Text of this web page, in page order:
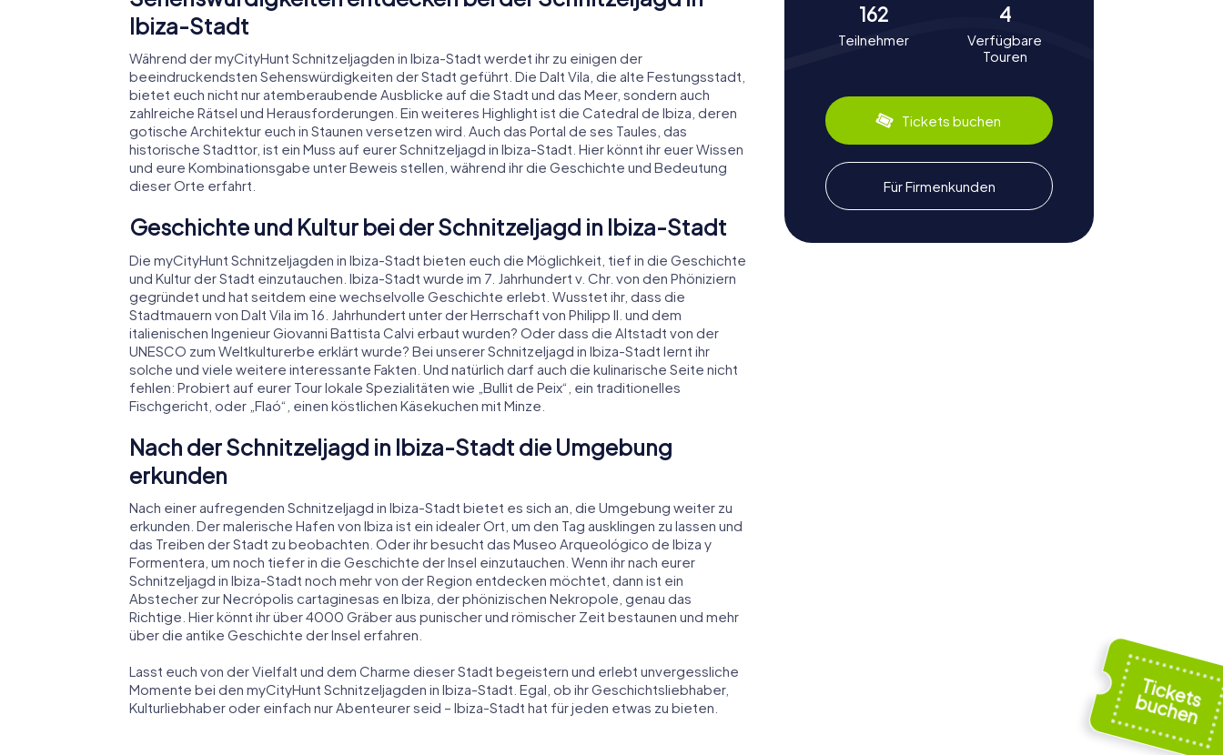
Ibiza-Stadt
Während der myCityHunt Schnitzeljagden in Ibiza-Stadt werdet ihr zu einigen der
beeindruckendsten Sehenswürdigkeiten der Stadt geführt. Die Dalt Vila, die alte Festungsstadt,
bietet euch nicht nur atemberaubende Ausblicke auf die Stadt und das Meer, sondern auch
zahlreiche Rätsel und Herausforderungen. Ein weiteres Highlight ist die Catedral de Ibiza, deren
gotische Architektur euch in Staunen versetzen wird. Auch das Portal de ses Taules, das
historische Stadttor, ist ein Muss auf eurer Schnitzeljagd in Ibiza-Stadt. Hier könnt ihr euer Wissen
und eure Kombinationsgabe unter Beweis stellen, während ihr die Geschichte und Bedeutung
dieser Orte erfahrt.
Geschichte und Kultur bei der Schnitzeljagd in Ibiza-Stadt
Die myCityHunt Schnitzeljagden in Ibiza-Stadt bieten euch die Möglichkeit, tief in die Geschichte
und Kultur der Stadt einzutauchen. Ibiza-Stadt wurde im 7. Jahrhundert v. Chr. von den Phöniziern
gegründet und hat seitdem eine wechselvolle Geschichte erlebt. Wusstet ihr, dass die
Stadtmauern von Dalt Vila im 16. Jahrhundert unter der Herrschaft von Philipp II. und dem
italienischen Ingenieur Giovanni Battista Calvi erbaut wurden? Oder dass die Altstadt von der
UNESCO zum Weltkulturerbe erklärt wurde? Bei unserer Schnitzeljagd in Ibiza-Stadt lernt ihr
solche und viele weitere interessante Fakten. Und natürlich darf auch die kulinarische Seite nicht
fehlen: Probiert auf eurer Tour lokale Spezialitäten wie „Bullit de Peix“, ein traditionelles
Fischgericht, oder „Flaó“, einen köstlichen Käsekuchen mit Minze.
Nach der Schnitzeljagd in Ibiza-Stadt die Umgebung
erkunden
Nach einer aufregenden Schnitzeljagd in Ibiza-Stadt bietet es sich an, die Umgebung weiter zu
erkunden. Der malerische Hafen von Ibiza ist ein idealer Ort, um den Tag ausklingen zu lassen und
das Treiben der Stadt zu beobachten. Oder ihr besucht das Museo Arqueológico de Ibiza y
Formentera, um noch tiefer in die Geschichte der Insel einzutauchen. Wenn ihr nach eurer
Schnitzeljagd in Ibiza-Stadt noch mehr von der Region entdecken möchtet, dann ist ein
Abstecher zur Necrópolis cartaginesas en Ibiza, der phönizischen Nekropole, genau das
Richtige. Hier könnt ihr über 4000 Gräber aus punischer und römischer Zeit bestaunen und mehr
über die antike Geschichte der Insel erfahren.
Lasst euch von der Vielfalt und dem Charme dieser Stadt begeistern und erlebt unvergessliche
Momente bei den myCityHunt Schnitzeljagden in Ibiza-Stadt. Egal, ob ihr Geschichtsliebhaber,
Kulturliebhaber oder einfach nur Abenteurer seid – Ibiza-Stadt hat für jeden etwas zu bieten.
162
Teilnehmer
4
Verfügbare
Touren
Tickets buchen
Für Firmenkunden